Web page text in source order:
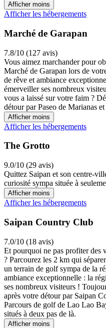
Afficher moins
Afficher les hébergements
Marché de Garapan
7.8/10 (127 avis)
Vous aimez marchander pour
Marché de Garapan lors de
de rêve et ambiance
émerveiller ses nombreux
vous a laissé sur votre faim ?
détour par Paseo de Marianas
Afficher moins
Afficher les hébergements
The Grotto
9.0/10 (29 avis)
Quittez Saipan et son centre-
curiosité sympa située à
Afficher moins
Afficher les hébergements
Saipan Country Club
7.0/10 (18 avis)
Et pourquoi ne pas profiter des
? Parcourez les 2 km qui
un terrain de golf sympa de la
ambiance exceptionnelle : la
ses nombreux visiteurs !
après votre détour par Saipan
Parcours de golf de Lao Lao
situés à deux pas de là.
Afficher moins